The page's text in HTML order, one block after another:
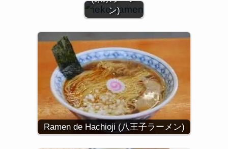
ン)
Ramen de Hachioji (八王子ラーメン)